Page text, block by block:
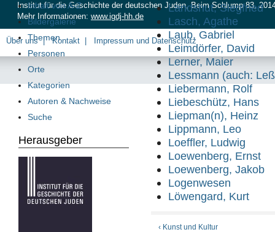
Landshut, Siegfried
Lasch, Agathe
Laub, Gabriel
Leimdörfer, David
Lerner, Maier
Lessmann (auch:
Liebermann, Rolf
Liebeschütz, Hans
Liepman(n), Heinz
Lippmann, Leo
Loeffler, Ludwig
Loewenberg, Ernst
Loewenberg, Jakob
Logenwesen
Löwengard, Kurt
‹ Kunst und Kultur
Inhalt von A-Z
Bildergalerie
Themen
Personen
Orte
Kategorien
Autoren & Nachweise
Suche
Herausgeber
Institut für die Geschichte der deutschen Juden, Beim Schlump 83,
Mehr Informationen: www.igdj-hh.de
Über uns Kontakt Impressum und Datenschutz